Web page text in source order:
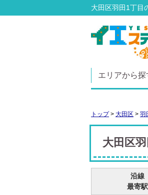
大田区羽田1丁目
エリアから探
トップ> 大田区 > 羽
大田区
沿線
最寄駅